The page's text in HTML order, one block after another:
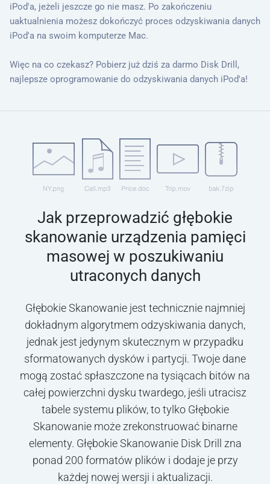
iPod'a, jeżeli jeszcze go nie masz. Po zakończeniu
uaktualnienia możesz dokończyć proces odzyskiwania danych
iPod'a na swoim komputerze Mac.
Więc na co czekasz? Pobierz już dziś za darmo Disk Drill,
najlepsze oprogramowanie do odzyskiwania danych iPod'a!
Jak przeprowadzić głębokie
skanowanie urządzenia pamięci
masowej w poszukiwaniu
utraconych danych
Głębokie Skanowanie jest technicznie najmniej
dokładnym algorytmem odzyskiwania danych,
jednak jest jedynym skutecznym w przypadku
sformatowanych dysków i partycji. Twoje dane
mogą zostać spłaszczone na tysiącach bitów na
całej powierzchni dysku twardego, jeśli utracisz
tabele systemu plików, to tylko Głębokie
Skanowanie może zrekonstruować binarne
elementy. Głębokie Skanowanie Disk Drill zna
ponad 200 formatów plików i dodaje je przy
każdej nowej wersji i aktualizacji.